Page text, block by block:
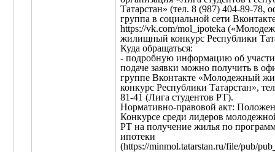
Татарстан» (тел. 8 (987) 404-89-78,
группа в социальной сети
https://vk.com/mol_ipoteka
жилищный конкурс Республики
Куда обращаться:
- подробную информацию об
подаче заявки можно получить в
группе Вконтакте «Молодежный
конкурс Республики Татарстан»,
81-41 (Лига студентов РТ).
Нормативно-правовой акт:
Конкурсе среди лидеров
РТ на получение жилья по
ипотеки
(https://minmol.tatarstan.ru/file/pub/